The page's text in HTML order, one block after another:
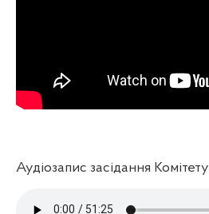
Аудіозапис засідання Комітету